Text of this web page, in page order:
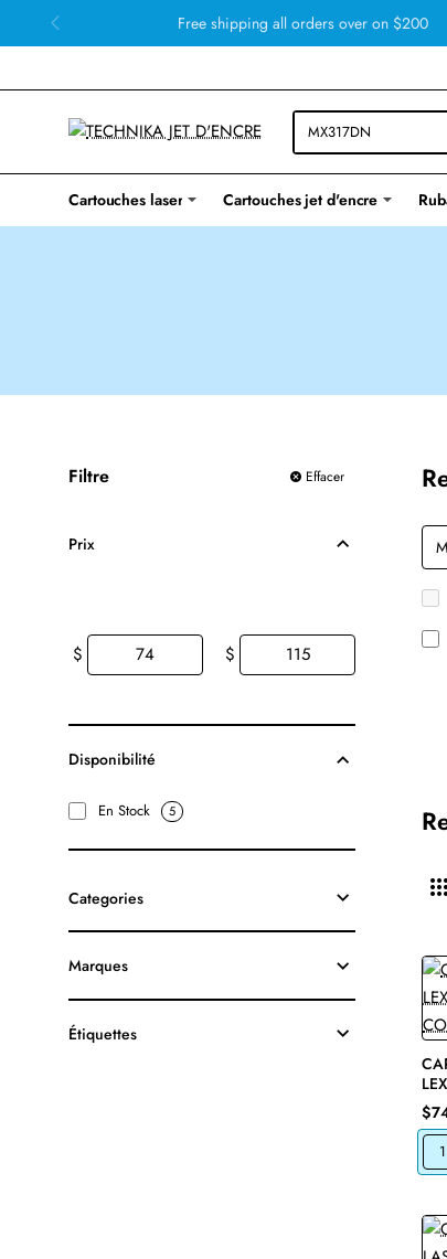
Free shipping all orders over on $200
Cartouches laser Cartouches jet d'encre
Filtre Effacer
Prix
$ $
Disponibilité
En Stock 5
Categories
Marques
Étiquettes
DE